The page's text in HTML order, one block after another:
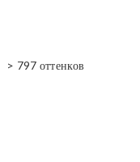
> 797 оттенков